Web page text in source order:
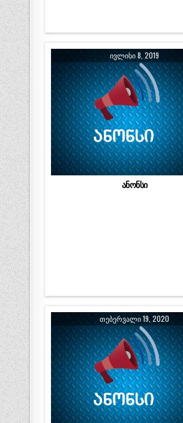
ᲘᲕᲚᲘᲡᲘ 8, 2019
ანონსი
ᲗᲔᲑᲔᲠᲕᲐᲚᲘ 19, 2020